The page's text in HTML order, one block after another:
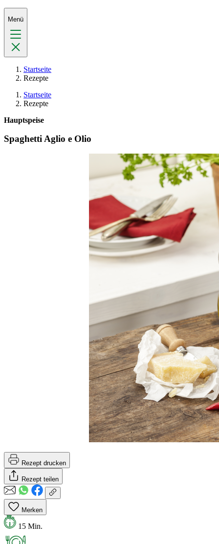
Menü
Startseite
Rezepte
Startseite
Rezepte
Hauptspeise
Spaghetti Aglio e Olio
Rezept drucken
Rezept teilen
Merken
15 Min.